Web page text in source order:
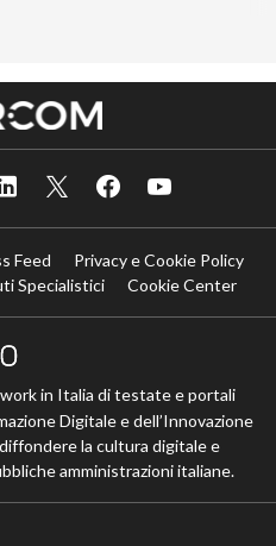
Feed
Privacy e Cookie Policy
Specialistici
Cookie Center
in Italia di testate e portali
Digitale e dell’Innovazione
la cultura digitale e
amministrazioni italiane.